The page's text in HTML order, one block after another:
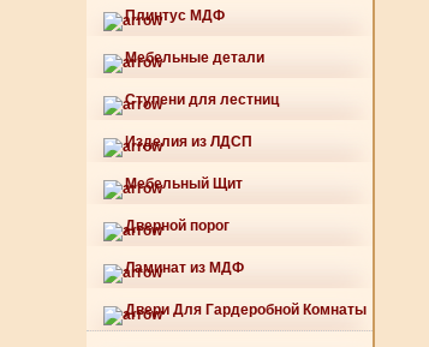
Плинтус МДФ
Мебельные детали
Ступени для лестниц
Изделия из ЛДСП
Мебельный Щит
Дверной порог
Ламинат из МДФ
Двери Для Гардеробной Комнаты